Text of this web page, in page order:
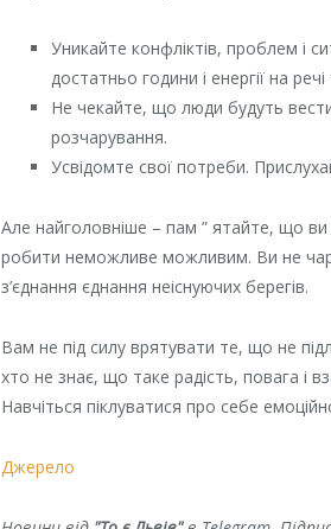
Уникайте конфліктів, проблем і
достатньо години і енергії на
Не чекайте, що люди будуть
розчарування.
Усвідомте свої потреби.
Але найголовніше – пам ” ятайте, що
робити неможливе можливим. Ви не
з’єднання єднання неіснуючих берегів.
Вам не під силу врятувати те, що не
хто не знає, що таке радість, повага і
Навчіться піклуватися про себе
Джерело